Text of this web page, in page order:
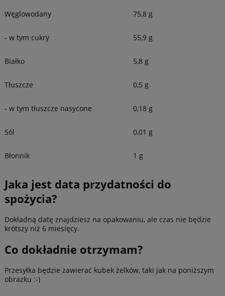
Węglowodany 75,8 g
- w tym cukry 55,9 g
Białko 5,8 g
Tłuszcze 0,5 g
- w tym tłuszcze nasycone 0,18 g
Sól 0,01 g
Błonnik 1 g
Jaka jest data przydatności do
spożycia?
Dokładną datę znajdziesz na opakowaniu, ale czas nie będzie
krótszy niż 6 miesięcy.
Co dokładnie otrzymam?
Przesyłka będzie zawierać kubek żelków, taki jak na poniższym
obrazku :-)